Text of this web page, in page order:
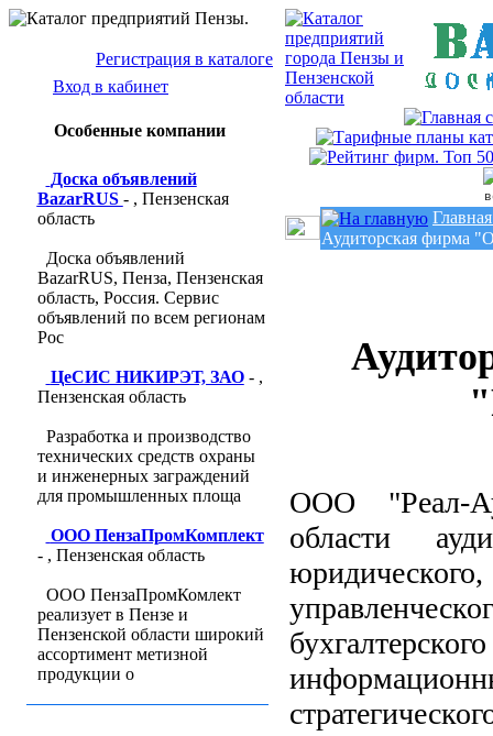
Регистрация в каталоге
Вход в кабинет
Особенные компании
Доска объявлений
BazarRUS - , Пензенская
область
Доска объявлений
BazarRUS, Пенза, Пензенская
область, Россия. Сервис
объявлений по всем регионам
Рос
ЦеСИС НИКИРЭТ, ЗАО- ,
Пензенская область
Разработка и производство
технических средств охраны
и инженерных заграждений
для промышленных площа
ООО ПензаПромКомплект
- , Пензенская область
ООО ПензаПромКомлект
реализует в Пензе и
Пензенской области широкий
ассортимент метизной
продукции о
Главная
Аудиторская фирма
ООО "Реал-
области